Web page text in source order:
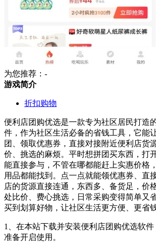
为您推荐：-
游戏简介
折扣购物
便利店团购优选是一款专为社区居民打造
件，作为社区生活必备的省钱工具，它能
团、领取优惠券，直接对接附近便利店货
价、挑选的麻烦。平时想拼团买东西，打
能直接参与，不管在哪都能赶上实惠价格
用品都能找到。点一点就能领优惠券、直
店的货源直接连通，东西多、备货足，价
处比价、费心挑选，日常采购变得简单又
买到划算好物，让社区生活更方便、更省钱
1、在本站下载并安装便利店团购优选软
准备开启使用。